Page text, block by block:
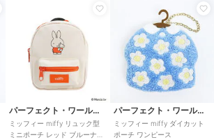
パーフェクト・ワールド・トーキョー
ミッフィー miffy リュック型
ミニポーチ レッド ブルーナ・
パーフェクト・ワールド・トーキョー
ミッフィー miffy ダイカット
ポーチ ワンピース